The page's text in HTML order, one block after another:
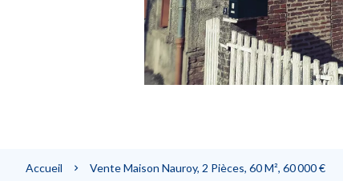
Accueil Vente Maison Nauroy, 2 Pièces, 60 M², 60 000 €